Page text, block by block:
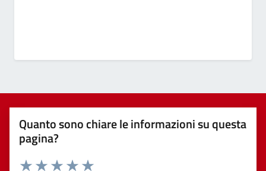
Quanto sono chiare le informazioni su questa
pagina?